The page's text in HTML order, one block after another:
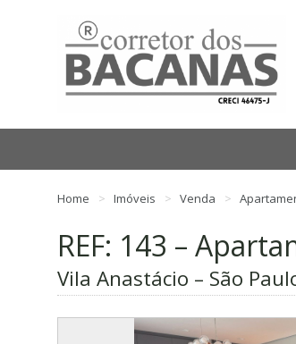
Home Imóveis Venda
REF: 143 –
Vila Anastácio – São